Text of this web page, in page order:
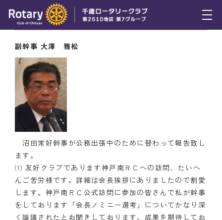
トピックス
例会報告
活動報告
理事会報告
スケジュール
年間プログラム
木曜会
組織図
11月15日（木） 幹事報告
副幹事 大澤 雅松
沼田常好幹事が公務出張中のために替わって報告致し
ます。
⑴ 友好クラブであります神戸南ＲＣへの訪問、たいへ
んご苦労様です。詳細は会長挨拶にありましたので割愛
します。神戸南ＲＣ公式訪問に参加の皆さんで私が幹事
をしております「会長ノミニー選考」についてかなり深
く論議されたとお聞きしております。成果を期待してお